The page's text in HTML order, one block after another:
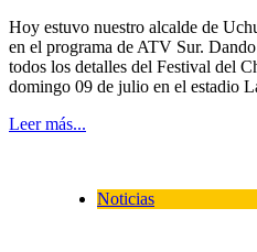
Hoy estuvo nuestro alcalde de
en el programa de ATV Sur.
todos los detalles del Festival del
domingo 09 de julio en el estadio
Leer más...
Noticias